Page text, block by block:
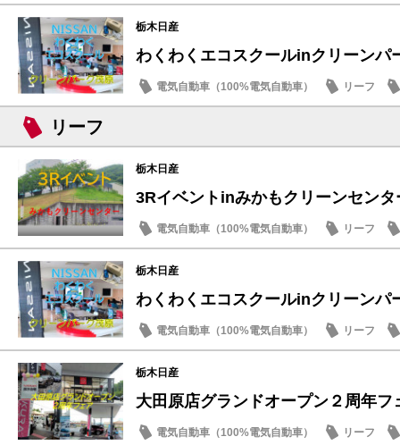
SDGs
栃木日産
わくわくエコスクールinクリーンパ
電気自動車（100%電気自動車）
リーフ
SDGs
リーフ
栃木日産
3Rイベントinみかもクリーンセンタ
電気自動車（100%電気自動車）
リーフ
SDGs
栃木日産
わくわくエコスクールinクリーンパ
電気自動車（100%電気自動車）
リーフ
SDGs
栃木日産
大田原店グランドオープン２周年フ
電気自動車（100%電気自動車） リーフ